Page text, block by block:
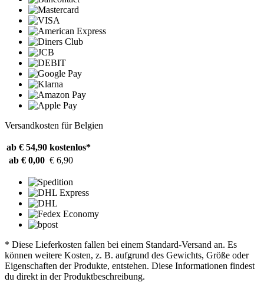
Versandkosten für Belgien
ab € 54,90 kostenlos*
ab € 0,00 € 6,90
* Diese Lieferkosten fallen bei einem Standard-Versand an. Es
können weitere Kosten, z. B. aufgrund des Gewichts, Größe oder
Eigenschaften der Produkte, entstehen. Diese Informationen findest
du direkt in der Produktbeschreibung.